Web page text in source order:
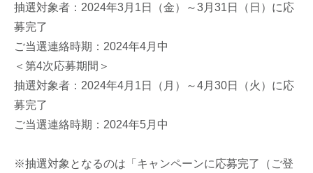
抽選対象者：2024年3月1日（金）～3月31日（日）に応
募完了
ご当選連絡時期：2024年4月中
＜第4次応募期間＞
抽選対象者：2024年4月1日（月）～4月30日（火）に応
募完了
ご当選連絡時期：2024年5月中
※抽選対象となるのは「キャンペーンに応募完了（ご登